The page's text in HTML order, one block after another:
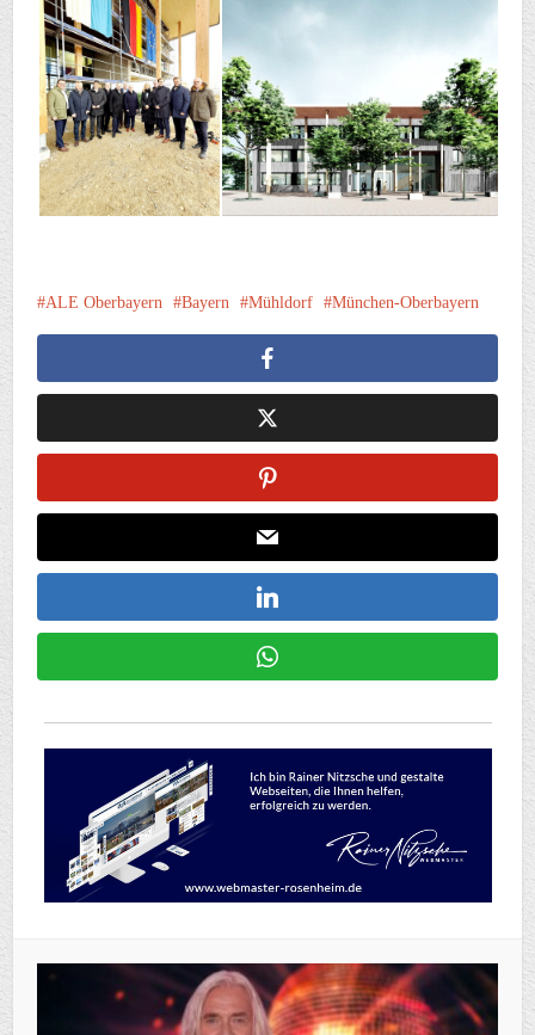
ALE Oberbayern Bayern Mühldorf München-Oberbayern